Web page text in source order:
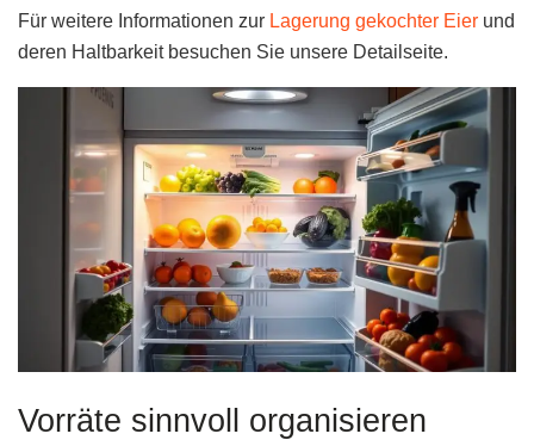
Für weitere Informationen zur Lagerung gekochter Eier und
deren Haltbarkeit besuchen Sie unsere Detailseite.
Vorräte sinnvoll organisieren